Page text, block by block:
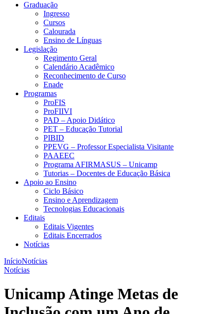
Graduação
Ingresso
Cursos
Calourada
Ensino de Línguas
Legislação
Regimento Geral
Calendário Acadêmico
Reconhecimento de Curso
Enade
Programas
ProFIS
ProFIIVI
PAD – Apoio Didático
PET – Educação Tutorial
PIBID
PPEVG – Professor Especialista Visitante
PAAEEC
Programa AFIRMASUS – Unicamp
Tutorias – Docentes de Educação Básica
Apoio ao Ensino
Ciclo Básico
Ensino e Aprendizagem
Tecnologias Educacionais
Editais
Editais Vigentes
Editais Encerrados
Notícias
InícioNotícias
Notícias
Unicamp Atinge Metas de